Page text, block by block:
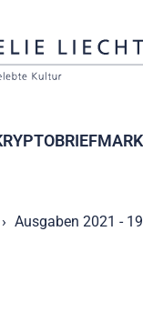
Ausgaben 2021 -